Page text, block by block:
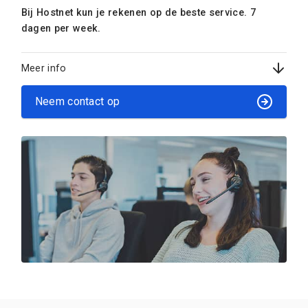
Bij Hostnet kun je rekenen op de beste service. 7
dagen per week.
Meer info
Neem contact op